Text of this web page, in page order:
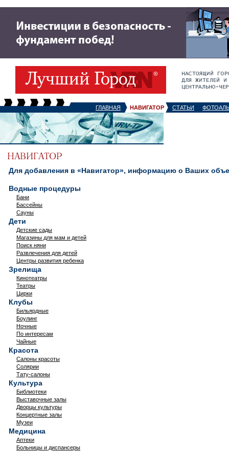
ГЛАВНАЯ НАВИГАТОР СТАТЬИ
Для добавления в «Навигатор», информацию о Ваших
Водные процедуры
Бани
Бассейны
Сауны
Дети
Детские сады
Магазины для мам и детей
Поиск няни
Развлечения для детей
Центры развития ребенка
Зрелища
Кинотеатры
Театры
Цирки
Клубы
Бильярдные
Боулинг
Ночные
По интересам
Чайные
Красота
Салоны красоты
Солярии
Тату-салоны
Культура
Библиотеки
Выставочные залы
Дворцы культуры
Концертные залы
Музеи
Медицина
Аптеки
Больницы и диспансеры